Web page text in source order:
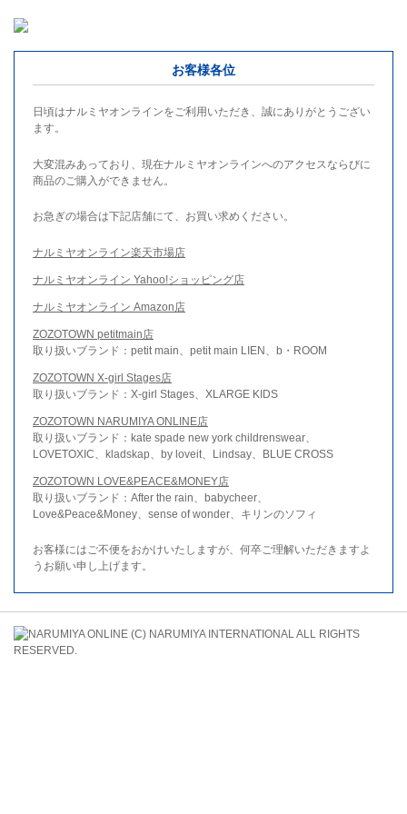
お客様各位
日頃はナルミヤオンラインをご利用いただき、誠にありがとうござい
ます。
大変混みあっており、現在ナルミヤオンラインへのアクセスならびに
商品のご購入ができません。
お急ぎの場合は下記店舗にて、お買い求めください。
ナルミヤオンライン楽天市場店
ナルミヤオンライン Yahoo!ショッピング店
ナルミヤオンライン Amazon店
ZOZOTOWN petitmain店
取り扱いブランド：petit main、petit main LIEN、b・ROOM
ZOZOTOWN X-girl Stages店
取り扱いブランド：X-girl Stages、XLARGE KIDS
ZOZOTOWN NARUMIYA ONLINE店
取り扱いブランド：kate spade new york childrenswear、
LOVETOXIC、kladskap、by loveit、Lindsay、BLUE CROSS
ZOZOTOWN LOVE&PEACE&MONEY店
取り扱いブランド：After the rain、babycheer、
Love&Peace&Money、sense of wonder、キリンのソフィ
お客様にはご不便をおかけいたしますが、何卒ご理解いただきますよ
うお願い申し上げます。